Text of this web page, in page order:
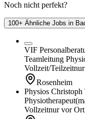
Noch nicht perfekt?
100+ Ähnliche Jobs in
VIF
Teamleitung
Vollzeit/Teilzeit
Rosenheim
Physios Christoph
Physiotherapeut
Vollzeitnur vor Ort